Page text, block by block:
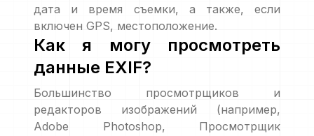
дата и время съемки, а также, если
включен GPS, местоположение.
Как я могу просмотреть
данные EXIF?
Большинство просмотрщиков и
редакторов изображений (например,
Adobe Photoshop, Просмотрщик